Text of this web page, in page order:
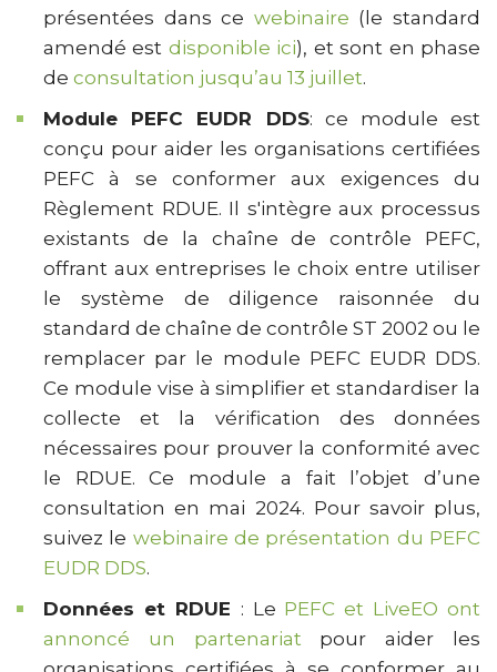
présentées dans ce webinaire (le standard
amendé est disponible ici), et sont en phase
de consultation jusqu’au 13 juillet.
Module PEFC EUDR DDS: ce module est
conçu pour aider les organisations certifiées
PEFC à se conformer aux exigences du
Règlement RDUE. Il s'intègre aux processus
existants de la chaîne de contrôle PEFC,
offrant aux entreprises le choix entre utiliser
le système de diligence raisonnée du
standard de chaîne de contrôle ST 2002 ou le
remplacer par le module PEFC EUDR DDS.
Ce module vise à simplifier et standardiser la
collecte et la vérification des données
nécessaires pour prouver la conformité avec
le RDUE. Ce module a fait l’objet d’une
consultation en mai 2024. Pour savoir plus,
suivez le webinaire de présentation du PEFC
EUDR DDS.
Données et RDUE : Le PEFC et LiveEO ont
annoncé un partenariat pour aider les